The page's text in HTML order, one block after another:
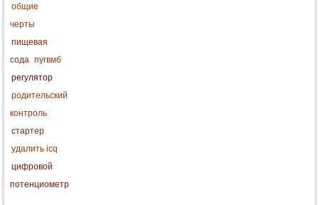
общие
черты
пищевая
сода пугвмб
регулятор
родительский
контроль
стартер
удалить icq
цифровой
потенциометр